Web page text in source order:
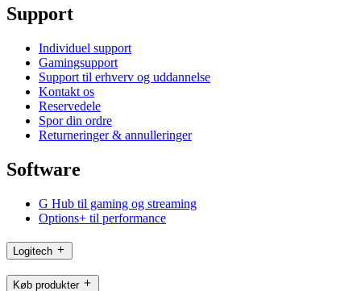
Support
Individuel support
Gamingsupport
Support til erhverv og uddannelse
Kontakt os
Reservedele
Spor din ordre
Returneringer & annulleringer
Software
G Hub til gaming og streaming
Options+ til performance
Logitech
Køb produkter